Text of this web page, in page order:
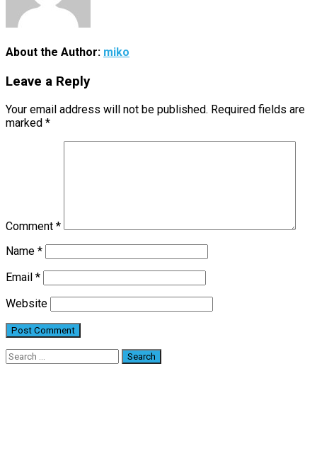
About the Author: miko
Leave a Reply
Your email address will not be published. Required fields are
marked *
Comment *
Name *
Email *
Website
Search
for: